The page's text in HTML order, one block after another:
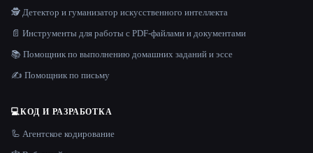
🕵️ Детектор и гуманизатор искусственного интеллекта
📄 Инструменты для работы с PDF-файлами и документами
📚 Помощник по выполнению домашних заданий и эссе
✍️ Помощник по письму
💻КОД И РАЗРАБОТКА
🦾 Агентское кодирование